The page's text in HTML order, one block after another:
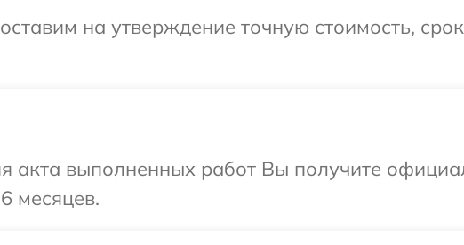
на утверждение точную стоимость,
акта выполненных работ Вы получите
месяцев.